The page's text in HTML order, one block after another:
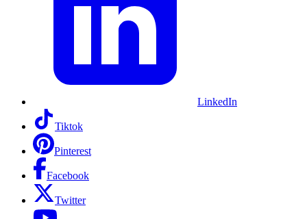
LinkedIn
Tiktok
Pinterest
Facebook
Twitter